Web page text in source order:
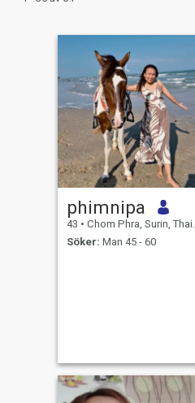
phimnipa
43 • Chom Phra, Surin, Thailand
Söker: Man 45 - 60